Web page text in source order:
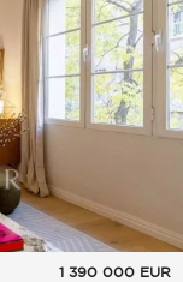
1 390 000 EUR